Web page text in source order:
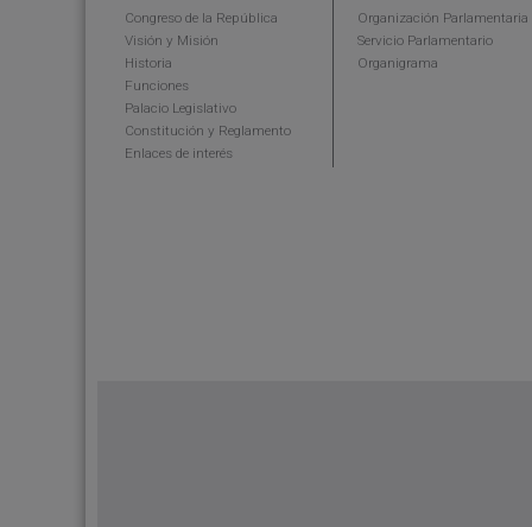
Congreso de la República
Visión y Misión
Historia
Funciones
Palacio Legislativo
Constitución y Reglamento
Enlaces de interés
Organización Parlamentaria
Servicio Parlamentario
Organigrama